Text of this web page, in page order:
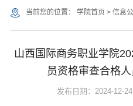
当前您的位置： 学院首页 > 信息
山西国际商务职业学院
员资格审查合格
发布日期：2024-12-